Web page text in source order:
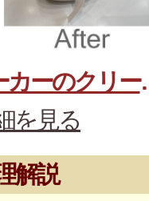
ハイブ
を見る
解説